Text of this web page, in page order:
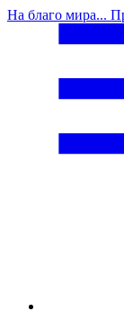
На благо мира...